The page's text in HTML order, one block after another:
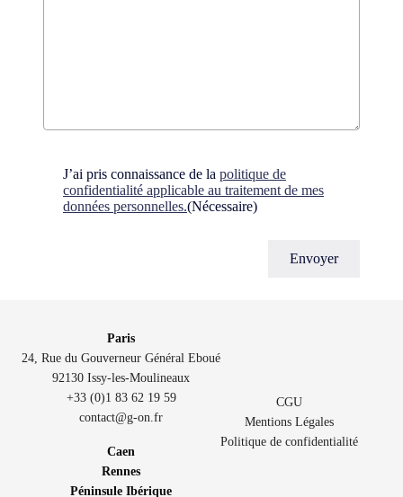
Consent(Nécessaire)
J’ai pris connaissance de la politique de
confidentialité applicable au traitement de mes
données personnelles.(Nécessaire)
Paris
24, Rue du Gouverneur Général Eboué
92130 Issy-les-Moulineaux
+33 (0)1 83 62 19 59
contact@g-on.fr
Caen
Rennes
Péninsule Ibérique
CGU
Mentions Légales
Politique de confidentialité